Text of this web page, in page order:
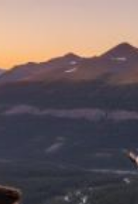
terreno
Prezzi